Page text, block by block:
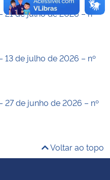
de julho de 2026 – nº
de julho de 2026 – nº
de junho de 2026 – nº
Voltar ao topo